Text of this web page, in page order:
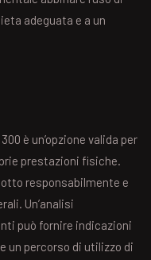
adeguata e a un
è un’opzione valida per
prestazioni fisiche.
responsabilmente e
Un’analisi
può fornire indicazioni
un percorso di utilizzo di